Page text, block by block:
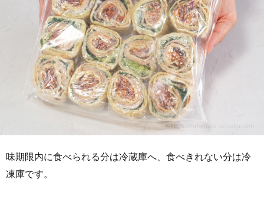
味期限内に食べられる分は冷蔵庫へ、食べきれない分は冷
凍庫です。